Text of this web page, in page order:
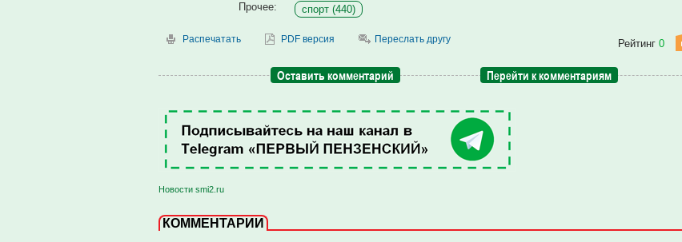
Прочее:
спорт (440)
Распечатать PDF версия Переслать другу Рейтинг 0
Оставить комментарий Перейти к комментариям
Новости smi2.ru
КОММЕНТАРИИ